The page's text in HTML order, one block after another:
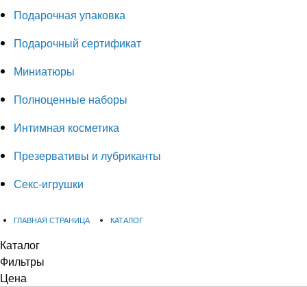
Подарочная упаковка
Подарочный сертификат
Миниатюры
Полноценные наборы
Интимная косметика
Презервативы и лубриканты
Секс-игрушки
ГЛАВНАЯ СТРАНИЦА КАТАЛОГ
Каталог
Фильтры
Цена